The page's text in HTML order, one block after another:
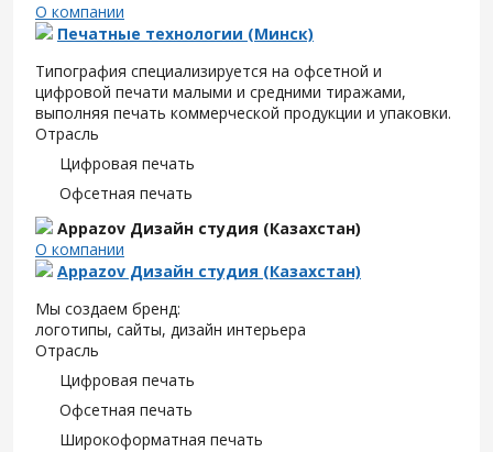
О компании
Печатные технологии (Минск)
Типография специализируется на офсетной и
цифровой печати малыми и средними тиражами,
выполняя печать коммерческой продукции и упаковки.
Отрасль
Цифровая печать
Офсетная печать
Appazov Дизайн студия (Казахстан)
О компании
Appazov Дизайн студия (Казахстан)
Мы создаем бренд:
логотипы, сайты, дизайн интерьера
Отрасль
Цифровая печать
Офсетная печать
Широкоформатная печать